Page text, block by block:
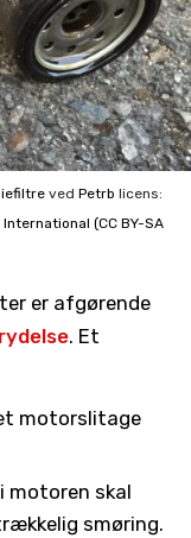
ved Petrb licens:
(CC BY-SA
er afgørende
. Et
motorslitage
motoren skal
smøring.